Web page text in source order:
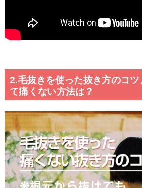
2.毛抜きを使った抜き方のコツ
て痛くない方法は？